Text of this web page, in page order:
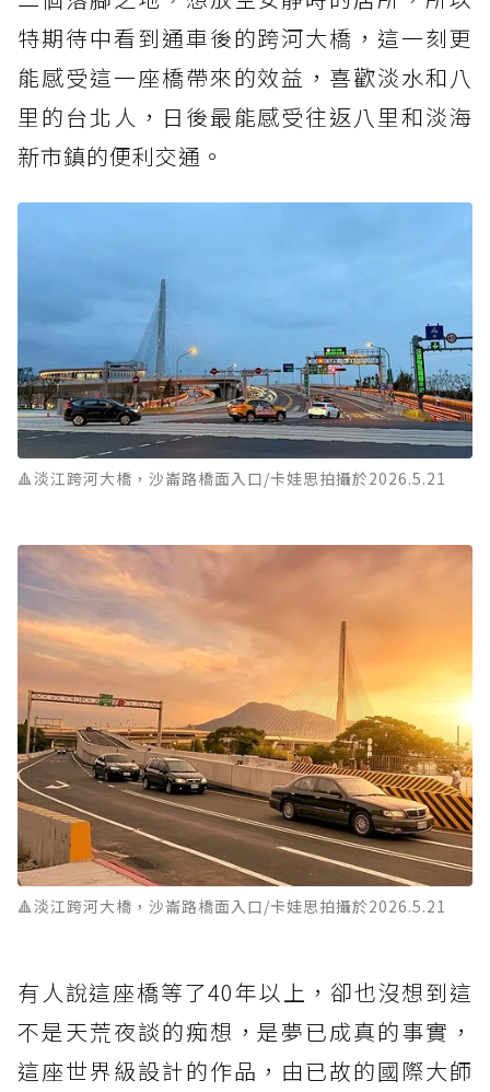
特期待中看到通車後的跨河大橋，這一刻更
能感受這一座橋帶來的效益，喜歡淡水和八
里的台北人，日後最能感受往返八里和淡海
新市鎮的便利交通。
🔺淡江跨河大橋，沙崙路橋面入口/卡娃思拍攝於2026.5.21
🔺淡江跨河大橋，沙崙路橋面入口/卡娃思拍攝於2026.5.21
有人說這座橋等了40年以上，卻也沒想到這
不是天荒夜談的痴想，是夢已成真的事實，
這座世界級設計的作品，由已故的國際大師